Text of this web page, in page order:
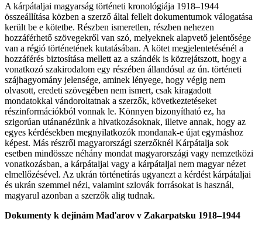
A kárpátaljai magyarság történeti kronológiája 1918–1944
összeállítása közben a szerző által fellelt dokumentumok válogatása
került be e kötetbe. Részben ismeretlen, részben nehezen
hozzáférhető szövegekről van szó, melyeknek alapvető jelentősége
van a régió történetének kutatásában. A kötet megjelentetésénél a
hozzáférés biztosítása mellett az a szándék is közrejátszott, hogy a
vonatkozó szakirodalom egy részében állandósul az ún. történeti
szájhagyomány jelensége, aminek lényege, hogy végig nem
olvasott, eredeti szövegében nem ismert, csak kiragadott
mondatokkal vándoroltatnak a szerzők, következtetéseket
részinformációkból vonnak le. Könnyen bizonyítható ez, ha
szigorúan utánanézünk a hivatkozásoknak, illetve annak, hogy az
egyes kérdésekben megnyilatkozók mondanak-e újat egymáshoz
képest. Más részről magyarországi szerzőknél Kárpátalja sok
esetben mindössze néhány mondat magyarországi vagy nemzetközi
vonatkozásban, a kárpátaljai vagy a kárpátaljai nem magyar nézet
elmellőzésével. Az ukrán történetírás ugyanezt a kérdést kárpátaljai
és ukrán szemmel nézi, valamint szlovák forrásokat is használ,
magyarul azonban a szerzők alig tudnak.
Dokumenty k dejinám Maďarov v Zakarpatsku 1918–1944